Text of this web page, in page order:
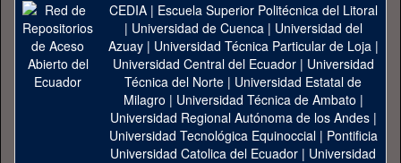
CEDIA| Escuela Superior Politécnica del Litoral
| Universidad de Cuenca| Universidad del
Azuay| Universidad Técnica Particular de Loja|
Universidad Central del Ecuador| Universidad
Técnica del Norte | Universidad Estatal de
Milagro | Universidad Técnica de Ambato |
Universidad Regional Autónoma de los Andes|
Universidad Tecnológica Equinoccial| Pontificia
Universidad Catolica del Ecuador | Universidad